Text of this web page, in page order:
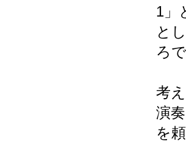
1」
と
ろ
考
演
を